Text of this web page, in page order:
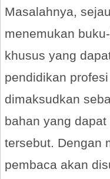
Masalahnya,
menemukan
khusus yang
pendidikan
dimaksudkan
bahan yang
tersebut. Dengan
pembaca akan